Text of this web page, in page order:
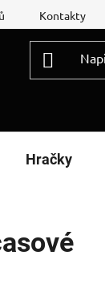
Kontakty
Hračky